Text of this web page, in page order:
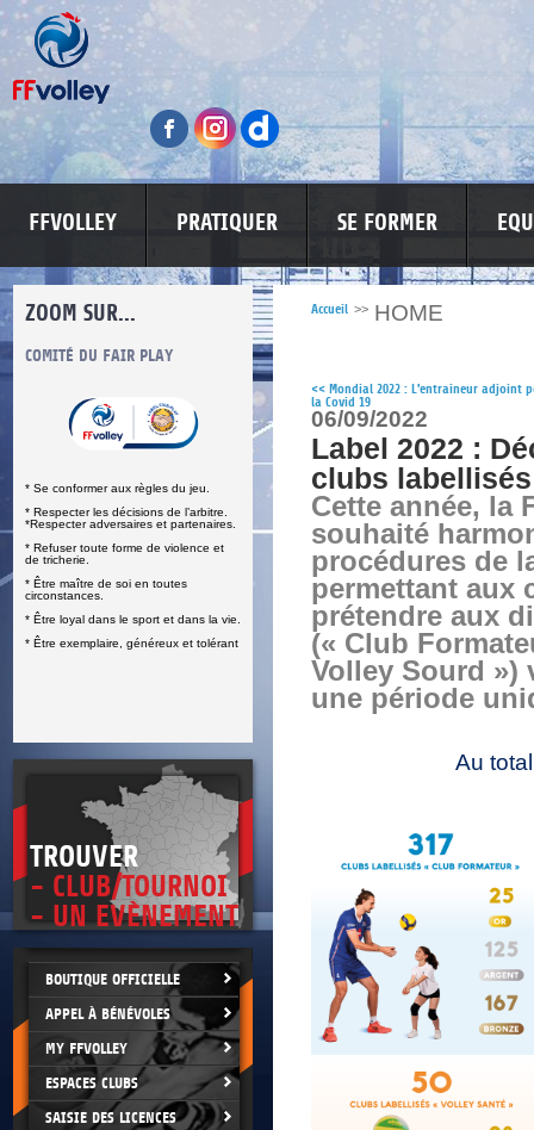
FFVOLLEY PRATIQUER SE FORMER
ZOOM SUR...
COMITÉ DU FAIR PLAY
* Se conformer aux règles du jeu.
* Respecter les décisions de l’arbitre.
*Respecter adversaires et partenaires.
* Refuser toute forme de violence et
de tricherie.
* Être maître de soi en toutes
circonstances.
* Être loyal dans le sport et dans la vie.
* Être exemplaire, généreux et tolérant
LUTTE CONTRE LES VIOLENCES
TROUVER
- CLUB/TOURNOI
- UN EVÈNEMENT
BOUTIQUE OFFICIELLE
APPEL À BÉNÉVOLES
MY FFVOLLEY
ESPACES CLUBS
SAISIE DES LICENCES
Accueil >> HOME
<< Mondial 2022 : L'entraineur adjoint
la Covid 19
06/09/2022
Label 2022 :
clubs labellisés
Cette année, la
souhaité
procédures de
permettant aux
prétendre aux
(« Club
Volley Sourd »)
une période
Au